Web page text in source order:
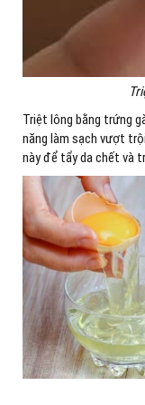
Triệt lông bằng trứng
năng làm sạch vượt
này để tẩy da chết và